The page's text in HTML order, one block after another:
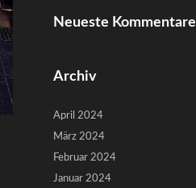
Neueste Kommentare
Archiv
April 2024
März 2024
Februar 2024
Januar 2024